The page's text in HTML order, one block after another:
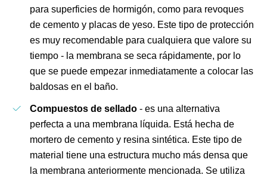
para superficies de hormigón, como para revoques
de cemento y placas de yeso. Este tipo de protección
es muy recomendable para cualquiera que valore su
tiempo - la membrana se seca rápidamente, por lo
que se puede empezar inmediatamente a colocar las
baldosas en el baño.
Compuestos de sellado - es una alternativa
perfecta a una membrana líquida. Está hecha de
mortero de cemento y resina sintética. Este tipo de
material tiene una estructura mucho más densa que
la membrana anteriormente mencionada. Se utiliza